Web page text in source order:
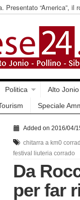
Presentato “America”, il
Politica Alto Jonio
Speciale
Added on 2016/04/
chitarra a km0
festival liuteria corrado
Da
per far